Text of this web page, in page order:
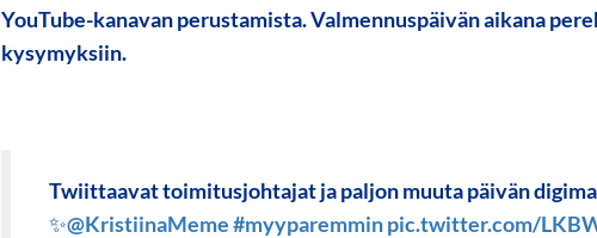
YouTube-kanavan perustamista. Valmennuspäivän aikana
kysymyksiin.
Twiittaavat toimitusjohtajat ja paljon muuta päivän
✨@KristiinaMeme#myyparemminpic.twitter.com/